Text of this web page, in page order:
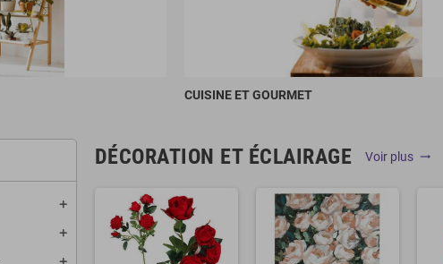
CUISINE ET GOURMET
DÉCORATION ET ÉCLAIRAGE Voir plus trending_flat